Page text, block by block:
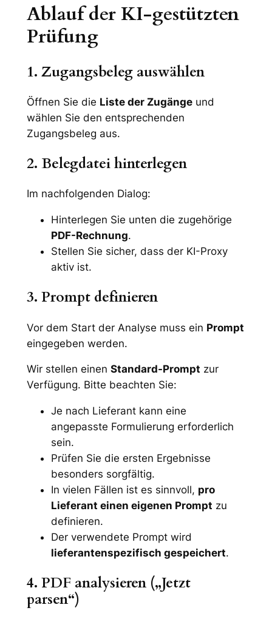
Ablauf der KI-gestützten
Prüfung
1. Zugangsbeleg auswählen
Öffnen Sie die Liste der Zugängeund
wählen Sie den entsprechenden
Zugangsbeleg aus.
2. Belegdatei hinterlegen
Im nachfolgenden Dialog:
Hinterlegen Sie unten die zugehörige
PDF-Rechnung.
Stellen Sie sicher, dass der KI-Proxy
aktiv ist.
3. Prompt definieren
Vor dem Start der Analyse muss ein Prompt
eingegeben werden.
Wir stellen einen Standard-Prompt zur
Verfügung. Bitte beachten Sie:
Je nach Lieferant kann eine
angepasste Formulierung erforderlich
sein.
Prüfen Sie die ersten Ergebnisse
besonders sorgfältig.
In vielen Fällen ist es sinnvoll, pro
Lieferant einen eigenen Prompt zu
definieren.
Der verwendete Prompt wird
lieferantenspezifisch gespeichert.
4. PDF analysieren („Jetzt
parsen“)